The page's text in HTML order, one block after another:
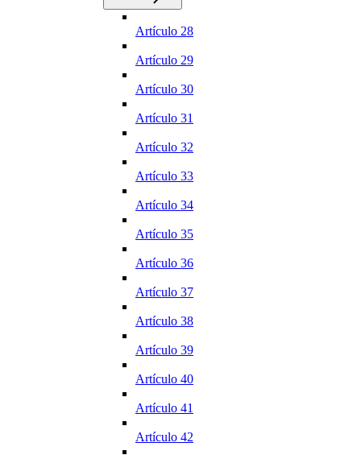
Artículo 28
Artículo 29
Artículo 30
Artículo 31
Artículo 32
Artículo 33
Artículo 34
Artículo 35
Artículo 36
Artículo 37
Artículo 38
Artículo 39
Artículo 40
Artículo 41
Artículo 42